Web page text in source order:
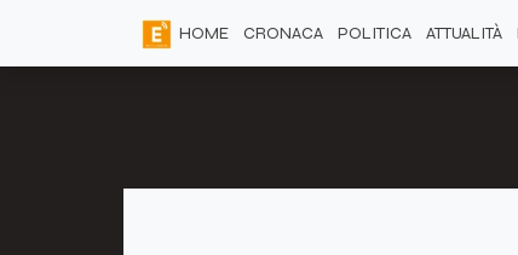
HOME CRONACA POLITICA ATTUALITÀ